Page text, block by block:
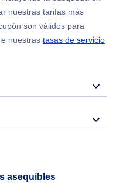
nuestras tarifas más
son válidos para
nuestras tasas de servicio
asequibles